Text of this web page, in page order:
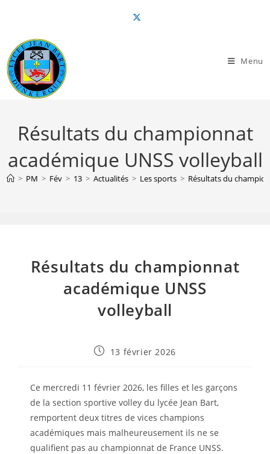
content
Menu
Résultats du championnat
académique UNSS volleyball
> PM > Fév > 13 > Actualités > Les sports > Résultats du
Résultats du championnat
académique UNSS
volleyball
Publication
13 février 2026
Ce mercredi 11 février 2026, les filles et les garçons
de la section sportive volley du lycée Jean Bart,
remportent deux titres de vices champions
académiques mais malheureusement ils ne se
qualifient pas au championnat de France UNSS.